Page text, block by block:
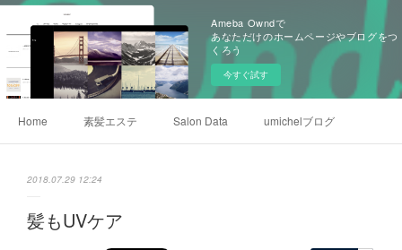
Ameba Owndで
あなただけのホームページやブログをつ
くろう
今すぐ試す
Home 素髪エステ Salon Data umichelブログ
2018.07.29 12:24
髪もUVケア